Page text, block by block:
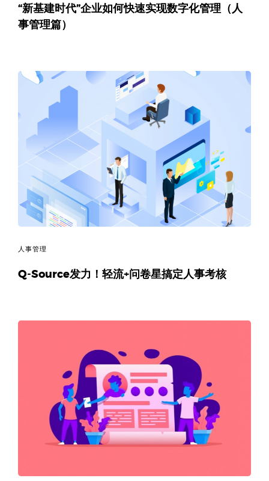
“新基建时代”企业如何快速实现数字化管理（人
事管理篇）
人事管理
Q-Source发力！轻流+问卷星搞定人事考核